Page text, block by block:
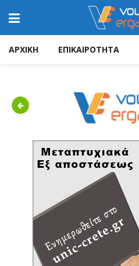
ΑΡΧΙΚΗ ΕΠΙΚΑΙΡΟΤΗΤΑ
Previous